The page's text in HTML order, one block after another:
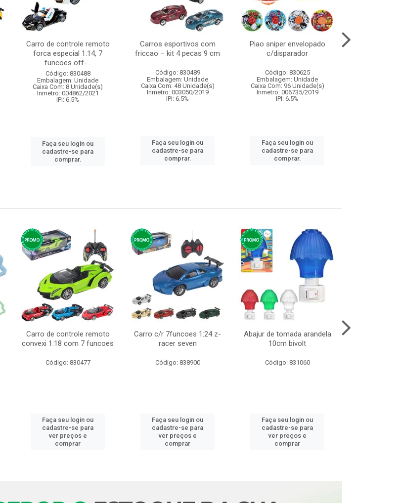
Carro de controle remoto
forca especial 1:14, 7
funcoes off-...
Código: 830488
Embalagem: Unidade
Caixa Com: 8 Unidade(s)
Inmetro: 004862/2021
IPI: 6.5%
Faça seu login ou
cadastre-se para
comprar.
Carros esportivos com
friccao – kit 4 pecas 9 cm
Código: 830489
Embalagem: Unidade
Caixa Com: 48 Unidade(s)
Inmetro: 003050/2019
IPI: 6.5%
Faça seu login ou
cadastre-se para
comprar.
Piao sniper envelopado
c/disparador
Código: 830625
Embalagem: Unidade
Caixa Com: 96 Unidade(s)
Inmetro: 006735/2019
IPI: 6.5%
Faça seu login ou
cadastre-se para
comprar.
Carro de controle remoto
convexi 1:18 com 7 funcoes
Código: 830477
Faça seu login ou
cadastre-se para
ver preços e
comprar
Carro c/r 7funcoes 1:24 z-
racer seven
Código: 838900
Faça seu login ou
cadastre-se para
ver preços e
comprar
Abajur de tomada arandela
10cm bivolt
Código: 831060
Faça seu login ou
cadastre-se para
ver preços e
comprar